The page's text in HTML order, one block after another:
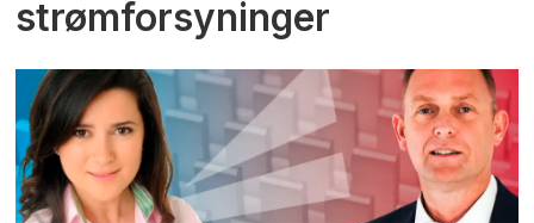
strømforsyninger